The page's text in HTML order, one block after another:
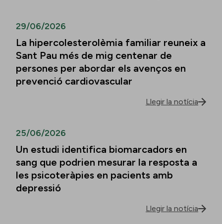
29/06/2026
La hipercolesterolèmia familiar reuneix a
Sant Pau més de mig centenar de
persones per abordar els avenços en
prevenció cardiovascular
Llegir la notícia
25/06/2026
Un estudi identifica biomarcadors en
sang que podrien mesurar la resposta a
les psicoteràpies en pacients amb
depressió
Llegir la notícia